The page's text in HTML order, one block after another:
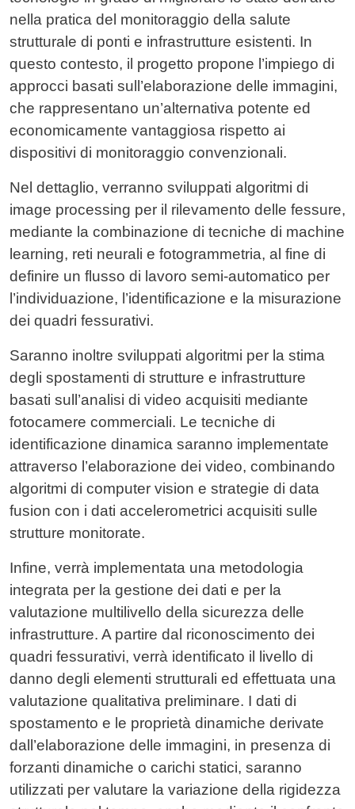
nella pratica del monitoraggio della salute
strutturale di ponti e infrastrutture esistenti. In
questo contesto, il progetto propone l’impiego di
approcci basati sull’elaborazione delle immagini,
che rappresentano un’alternativa potente ed
economicamente vantaggiosa rispetto ai
dispositivi di monitoraggio convenzionali.
Nel dettaglio, verranno sviluppati algoritmi di
image processing per il rilevamento delle fessure,
mediante la combinazione di tecniche di machine
learning, reti neurali e fotogrammetria, al fine di
definire un flusso di lavoro semi-automatico per
l’individuazione, l’identificazione e la misurazione
dei quadri fessurativi.
Saranno inoltre sviluppati algoritmi per la stima
degli spostamenti di strutture e infrastrutture
basati sull’analisi di video acquisiti mediante
fotocamere commerciali. Le tecniche di
identificazione dinamica saranno implementate
attraverso l’elaborazione dei video, combinando
algoritmi di computer vision e strategie di data
fusion con i dati accelerometrici acquisiti sulle
strutture monitorate.
Infine, verrà implementata una metodologia
integrata per la gestione dei dati e per la
valutazione multilivello della sicurezza delle
infrastrutture. A partire dal riconoscimento dei
quadri fessurativi, verrà identificato il livello di
danno degli elementi strutturali ed effettuata una
valutazione qualitativa preliminare. I dati di
spostamento e le proprietà dinamiche derivate
dall’elaborazione delle immagini, in presenza di
forzanti dinamiche o carichi statici, saranno
utilizzati per valutare la variazione della rigidezza